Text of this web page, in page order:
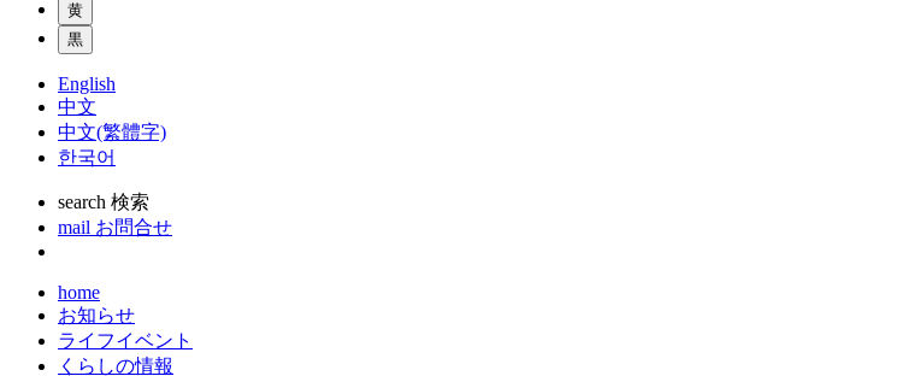
黄
黒
English
中文
中文(繁體字)
한국어
search 検索
mail お問合せ
home
お知らせ
ライフイベント
くらしの情報